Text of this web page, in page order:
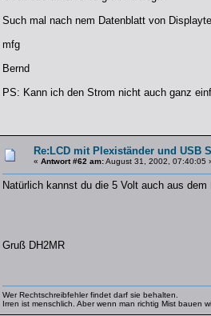
Such mal nach nem Datenblatt von
mfg
Bernd
PS: Kann ich den Strom nicht auch ganz
Re:LCD mit Plexiständer und USB
« Antwort #62 am:August 31, 2002, 07:40:05
Natürlich kannst du die 5 Volt auch aus
Gruß DH2MR
Wer Rechtschreibfehler findet darf sie behalten.
Irren ist menschlich. Aber wenn man richtig Mist bauen